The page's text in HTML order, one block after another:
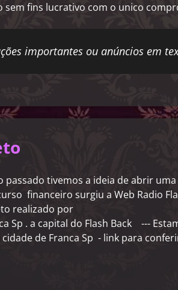
sem fins lucrativo com o unico
importantes ou anúncios em
passado tivemos a ideia de abrir
financeiro surgiu a Web Radio
realizado por
Sp . a capital do Flash Back ---
de Franca Sp - link para